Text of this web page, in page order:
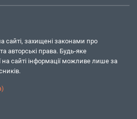
сайті, захищені законами про
авторські права. Будь-яке
сайті інформації можливе лише за